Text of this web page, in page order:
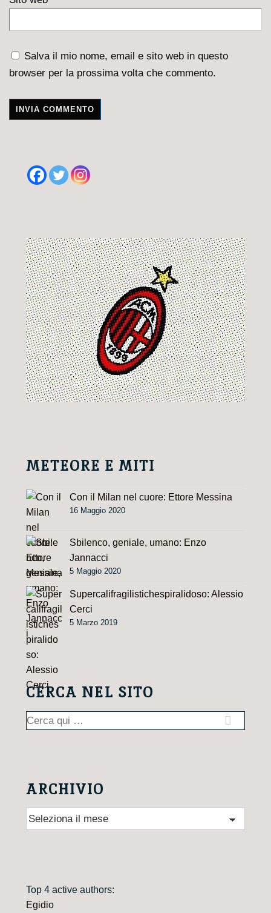
Salva il mio nome, email e sito web in questo
browser per la prossima volta che commento.
METEORE E MITI
Con il Milan nel cuore: Ettore Messina
16 Maggio 2020
Sbilenco, geniale, umano: Enzo
Jannacci
5 Maggio 2020
Supercalifragilistichespiralidoso: Alessio
Cerci
5 Marzo 2019
CERCA NEL SITO
Cerca:
ARCHIVIO
Archivio
Top 4 active authors:
Egidio